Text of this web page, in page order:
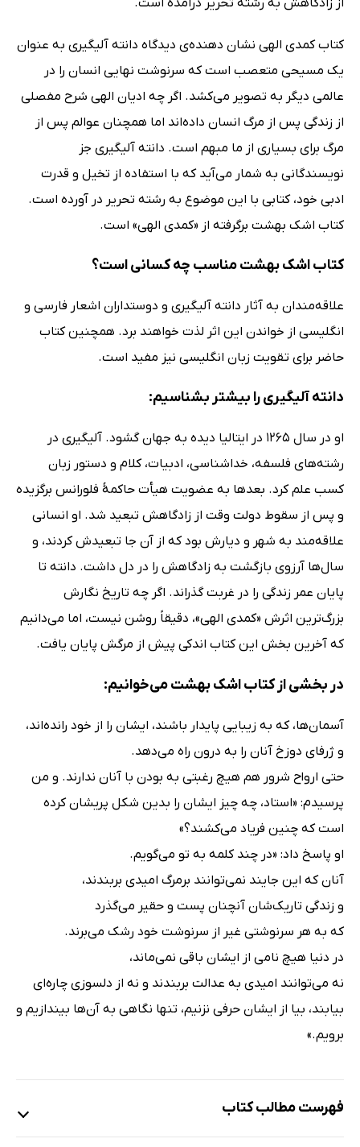
از زادگاهش به رشته تحریر درآمده است.
کتاب کمدی الهی نشان دهنده‌ی دیدگاه دانته آلیگیری به عنوان
یک مسیحی متعصب است که سرنوشت نهایی انسان را در
عالمی دیگر به تصویر می‌کشد. اگر چه ادیان الهی شرح مفصلی
از زندگی پس از مرگ انسان داده‌اند اما همچنان عوالم پس از
مرگ برای بسیاری از ما مبهم است. دانته آلیگیری جز
نویسندگانی به شمار می‌آید که با استفاده از تخیل و قدرت
ادبی خود، کتابی با این موضوع به رشته تحریر در آورده است.
کتاب اشک بهشت برگرفته از «کمدی الهی» است.
کتاب اشک بهشت مناسب چه کسانی است؟
علاقه‌مندان به آثار دانته آلیگیری و دوستداران اشعار فارسی و
انگلیسی از خواندن این اثر لذت خواهند برد. همچنین کتاب
حاضر برای تقویت زبان انگلیسی نیز مفید است.
دانته آلیگیری را بیشتر بشناسیم:
او در سال 1265 در ایتالیا دیده به جهان گشود. آلیگیری در
رشته‌های فلسفه، خداشناسی، ادبیات، کلام و دستور زبان
کسب علم کرد. بعدها به عضویت هیأت حاکمۀ فلورانس برگزیده‌
و پس از سقوط دولت وقت از زادگاهش تبعید شد. او انسانی
علاقه‌مند به شهر و دیارش بود که از آن جا تبعیدش کردند، و
سال‌ها آرزوی بازگشت به زادگاهش را در دل داشت. دانته تا
پایان عمر زندگی را در غربت گذراند. اگر چه تاریخ نگارش
بزرگ‌ترین اثرش «کمدی الهی»، دقیقاً روشن نیست، اما می‌دانیم
که آخرین بخش این کتاب اندکی پیش از مرگش پایان یافت.
در بخشی از کتاب اشک بهشت می‌خوانیم:
آسمان‌ها، که به زیبایی پایدار باشند، ایشان را از خود رانده‌اند،
و ژرفای دوزخ آنان را به درون راه می‌دهد.
حتی ارواح شرور هم هیچ رغبتی به بودن با آنان ندارند. و من
پرسیدم: «استاد، چه چیز ایشان را بدین‌ شکل پریشان کرده‌
است که چنین فریاد می‌کشند؟»
او پاسخ داد: «در چند کلمه به تو می‌گویم.
آنان که این‌ جایند نمی‌توانند برمرگ امیدی بربندند،
و زندگی تاریک‌شان آنچنان پست و حقیر می‌گذرد
که به هر سرنوشتی غیر از سرنوشت خود رشک می‌برند.
در دنیا هیچ نامی از ایشان باقی نمی‌ماند،
نه می‌توانند امیدی به عدالت بربندند و نه از دلسوزی چاره‌ای
بیابند، بیا از ایشان حرفی نزنیم، تنها نگاهی به آن‌ها بیندازیم و
برویم.»
فهرست مطالب کتاب